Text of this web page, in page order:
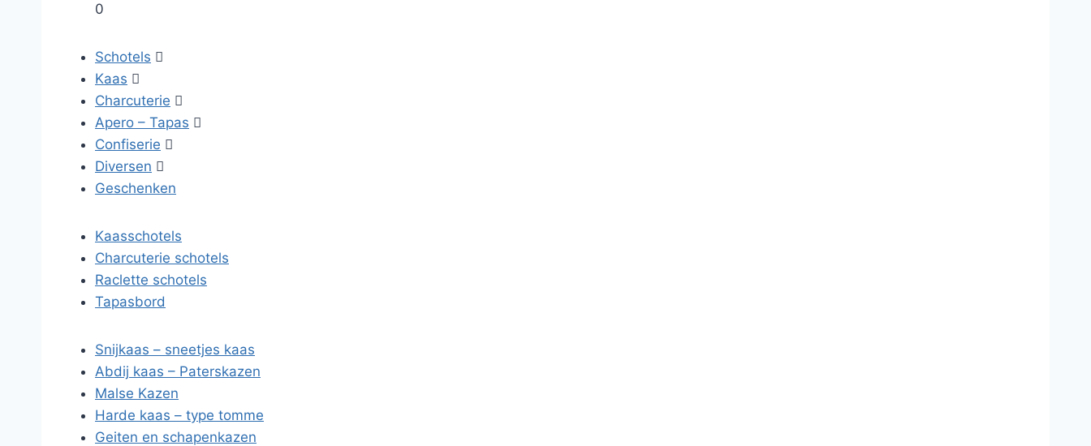
0
Schotels 
Kaas 
Charcuterie 
Apero – Tapas 
Confiserie 
Diversen 
Geschenken
Kaasschotels
Charcuterie schotels
Raclette schotels
Tapasbord
Snijkaas – sneetjes kaas
Abdij kaas – Paterskazen
Malse Kazen
Harde kaas – type tomme
Geiten en schapenkazen